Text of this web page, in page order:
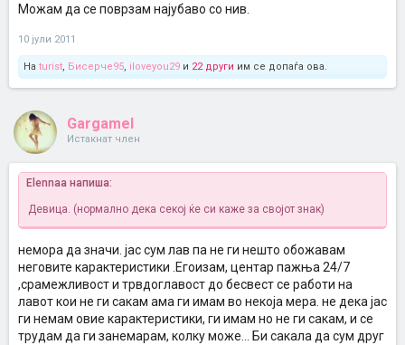
Можам да се поврзам најубаво со нив.
10 јули 2011
На turist, Бисерче95, iloveyou29 и 22 други им се допаѓа ова.
Gargamel
Истакнат член
Elennaa напиша:
Девица. (нормално дека секој ќе си каже за својот знак)
немора да значи. јас сум лав па не ги нешто обожавам
неговите карактеристики .Егоизам, центар пажња 24/7
,срамежливост и трвдоглавост до бесвест се работи на
лавот кои не ги сакам ама ги имам во некоја мера. не дека јас
ги немам овие карактеристики, ги имам но не ги сакам, и се
трудам да ги занемарам, колку може... Би сакала да сум друг